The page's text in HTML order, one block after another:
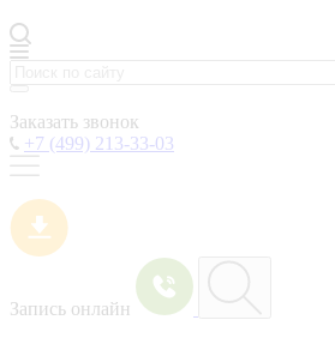
Заказать звонок
+7 (499) 213-33-03
Запись онлайн